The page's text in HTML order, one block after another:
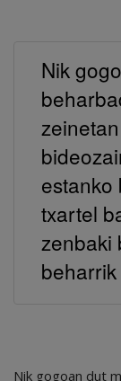
Nik
estanko
txartel
zenbaki
Nik gogoan dut